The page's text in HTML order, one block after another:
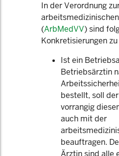
In der Verordnung
(ArbMedVV) sind
Konkretisierungen
Ist ein
Betriebsärztin
bestellt, soll
vorrangig
auch mit der
beauftragen.
Ärztin sind alle